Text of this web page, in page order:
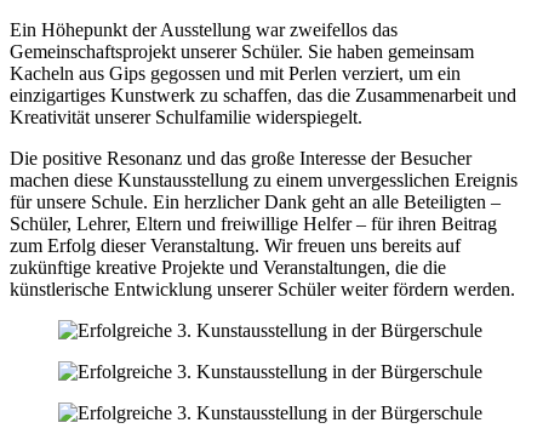
Ein Höhepunkt der Ausstellung war zweifellos das
Gemeinschaftsprojekt unserer Schüler. Sie haben gemeinsam
Kacheln aus Gips gegossen und mit Perlen verziert, um ein
einzigartiges Kunstwerk zu schaffen, das die Zusammenarbeit und
Kreativität unserer Schulfamilie widerspiegelt.
Die positive Resonanz und das große Interesse der Besucher
machen diese Kunstausstellung zu einem unvergesslichen Ereignis
für unsere Schule. Ein herzlicher Dank geht an alle Beteiligten –
Schüler, Lehrer, Eltern und freiwillige Helfer – für ihren Beitrag
zum Erfolg dieser Veranstaltung. Wir freuen uns bereits auf
zukünftige kreative Projekte und Veranstaltungen, die die
künstlerische Entwicklung unserer Schüler weiter fördern werden.